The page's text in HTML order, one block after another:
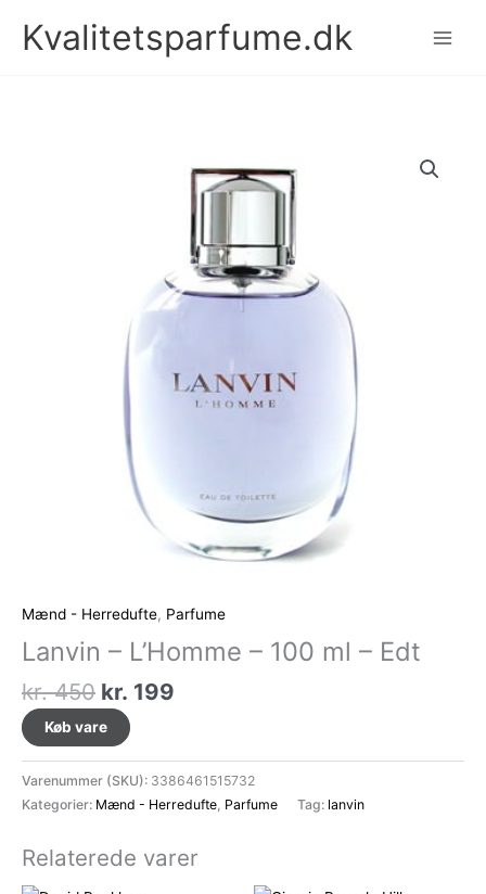
Kvalitetsparfume.dk
Mænd - Herredufte, Parfume
Lanvin – L’Homme – 100 ml – Edt
kr.450 Den
oprindelige
pris
var:
kr. 450.
kr. 199
er:
kr. 199.
Køb vare
Varenummer (SKU): 3386461515732
Kategorier: Mænd - Herredufte Parfume Tag: lanvin
Relaterede varer